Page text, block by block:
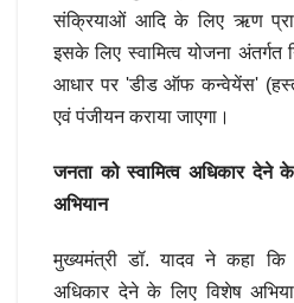
संक्रियाओं आदि के लिए ऋण
इसके लिए स्वामित्व योजना अंतर्गत
आधार पर 'डीड ऑफ कन्वेयेंस'
एवं पंजीयन कराया जाएगा।
जनता को स्वामित्व अधिकार देने
अभियान
मुख्यमंत्री डॉ. यादव ने कहा कि
अधिकार देने के लिए विशेष